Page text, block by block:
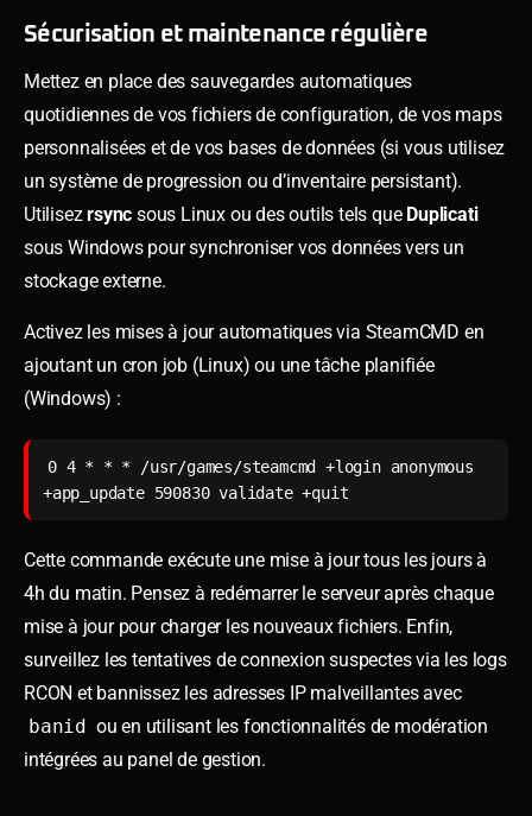
Sécurisation et maintenance régulière
Mettez en place des sauvegardes automatiques
quotidiennes de vos fichiers de configuration, de vos maps
personnalisées et de vos bases de données (si vous utilisez
un système de progression ou d’inventaire persistant).
Utilisezrsync sous Linux ou des outils tels que Duplicati
sous Windows pour synchroniser vos données vers un
stockage externe.
Activez les mises à jour automatiques via SteamCMD en
ajoutant un cron job (Linux) ou une tâche planifiée
(Windows) :
0 4 * * * /usr/games/steamcmd +login anonymous
+app_update 590830 validate +quit
Cette commande exécute une mise à jour tous les jours à
4h du matin. Pensez à redémarrer le serveur après chaque
mise à jour pour charger les nouveaux fichiers. Enfin,
surveillez les tentatives de connexion suspectes via les logs
RCON et bannissez les adresses IP malveillantes avec
banid ou en utilisant les fonctionnalités de modération
intégrées au panel de gestion.